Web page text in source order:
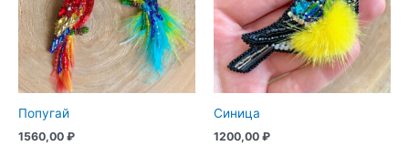
Попугай
1560,00 ₽
Синица
1200,00 ₽